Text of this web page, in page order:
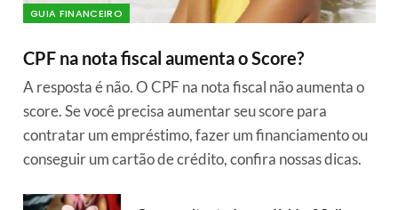
GUIA FINANCEIRO
CPF na nota fiscal aumenta o Score?
A resposta é não. O CPF na nota fiscal não aumenta o
score. Se você precisa aumentar seu score para
contratar um empréstimo, fazer um financiamento ou
conseguir um cartão de crédito, confira nossas dicas.